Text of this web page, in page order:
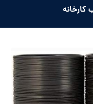
کارخانه